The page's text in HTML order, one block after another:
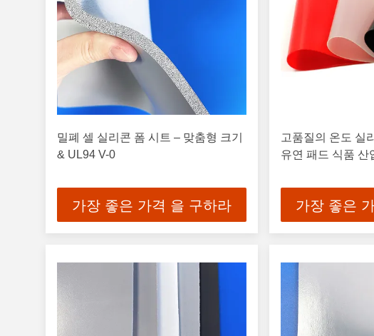
밀폐 셀 실리콘 폼 시트 – 맞춤형 크기
& UL94 V-0
가장 좋은 가격 을 구하라
고품질의 온도 실
유연 패드 식품 산
가장 좋은